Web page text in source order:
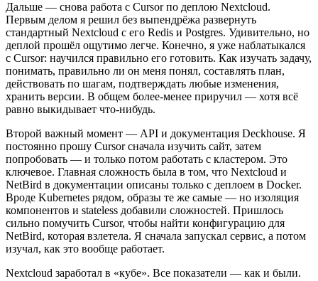
Дальше — снова работа с Cursor по деплою Nextcloud.
Первым делом я решил без выпендрёжа развернуть
стандартный Nextcloud с его Redis и Postgres. Удивительно, но
деплой прошёл ощутимо легче. Конечно, я уже наблатыкался
с Cursor: научился правильно его готовить. Как изучать задачу,
понимать, правильно ли он меня понял, составлять план,
действовать по шагам, подтверждать любые изменения,
хранить версии. В общем более-менее приручил — хотя всё
равно выкидывает что-нибудь.
Второй важный момент — API и документация Deckhouse. Я
постоянно прошу Cursor сначала изучить сайт, затем
попробовать — и только потом работать с кластером. Это
ключевое. Главная сложность была в том, что Nextcloud и
NetBird в документации описаны только с деплоем в Docker.
Вроде Kubernetes рядом, образы те же самые — но изоляция
компонентов и stateless добавили сложностей. Пришлось
сильно помучить Cursor, чтобы найти конфигурацию для
NetBird, которая взлетела. Я сначала запускал сервис, а потом
изучал, как это вообще работает.
Nextcloud заработал в «кубе». Все показатели — как и были.